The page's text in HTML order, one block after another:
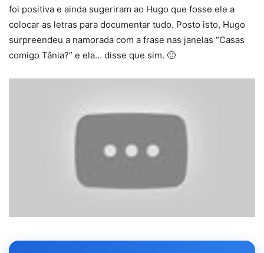
foi positiva e ainda sugeriram ao Hugo que fosse ele a
colocar as letras para documentar tudo. Posto isto, Hugo
surpreendeu a namorada com a frase nas janelas “Casas
comigo Tânia?” e ela… disse que sim. 🙂